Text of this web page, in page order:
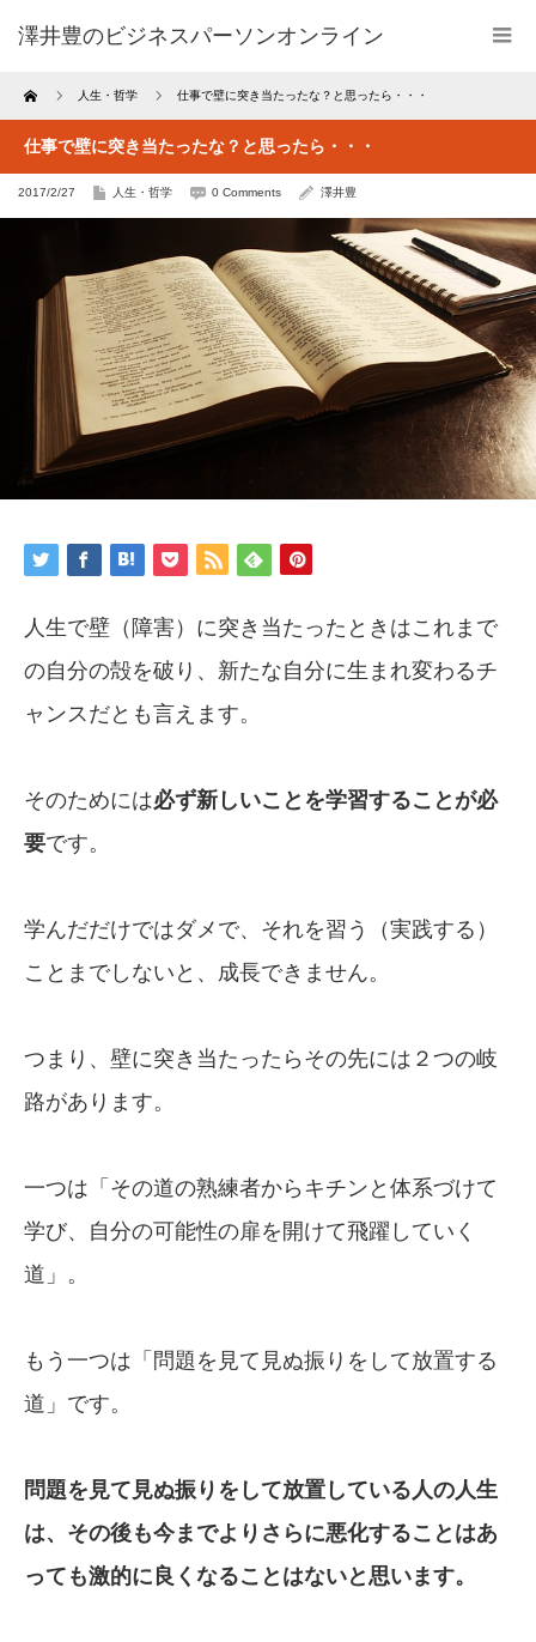
澤井豊のビジネスパーソンオンライン
Home 人生・哲学 仕事で壁に突き当たったな？と思ったら・・・
仕事で壁に突き当たったな？と思ったら・・・
2017/2/27 人生・哲学 0 Comments 澤井豊
人生で壁（障害）に突き当たったときはこれまで
の自分の殻を破り、新たな自分に生まれ変わるチ
ャンスだとも言えます。
そのためには必ず新しいことを学習することが必
要です。
学んだだけではダメで、それを習う（実践する）
ことまでしないと、成長できません。
つまり、壁に突き当たったらその先には２つの岐
路があります。
一つは「その道の熟練者からキチンと体系づけて
学び、自分の可能性の扉を開けて飛躍していく
道」。
もう一つは「問題を見て見ぬ振りをして放置する
道」です。
問題を見て見ぬ振りをして放置している人の人生
は、その後も今までよりさらに悪化することはあ
っても激的に良くなることはないと思います。